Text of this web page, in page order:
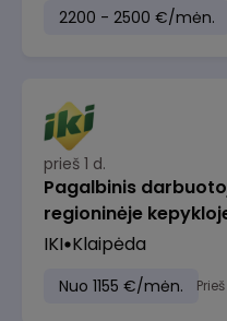
2200 - 2500 €/mėn.
prieš 1 d.
Pagalbinis
regioninėje
IKI Klaipėda
Nuo 1155 €/mėn.